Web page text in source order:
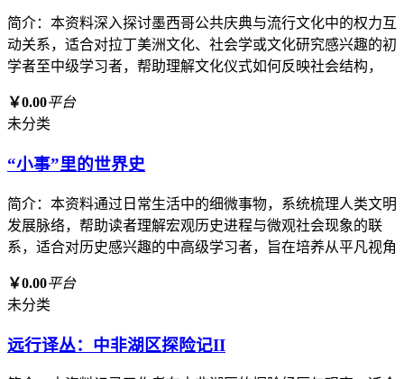
简介：本资料深入探讨墨西哥公共庆典与流行文化中的权力互
动关系，适合对拉丁美洲文化、社会学或文化研究感兴趣的初
学者至中级学习者，帮助理解文化仪式如何反映社会结构，
￥0.00平台
未分类
“小事”里的世界史
简介：本资料通过日常生活中的细微事物，系统梳理人类文明
发展脉络，帮助读者理解宏观历史进程与微观社会现象的联
系，适合对历史感兴趣的中高级学习者，旨在培养从平凡视角
￥0.00平台
未分类
远行译丛：中非湖区探险记II